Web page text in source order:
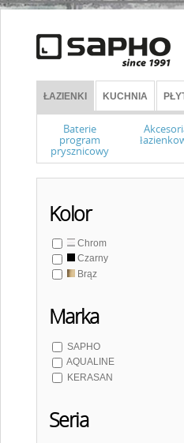
ŁAZIENKI KUCHNIA
Baterie
program
prysznicowy
Kolor
Chrom
Czarny
Brąz
Marka
SAPHO
AQUALINE
KERASAN
Seria